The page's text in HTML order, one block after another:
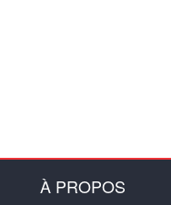
À PROPOS